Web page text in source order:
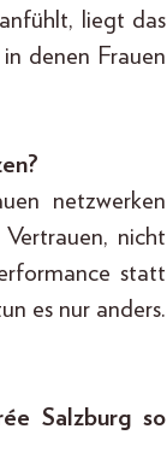
liegt das
denen Frauen
netzwerken
nicht
statt
es nur anders.
Salzburg so